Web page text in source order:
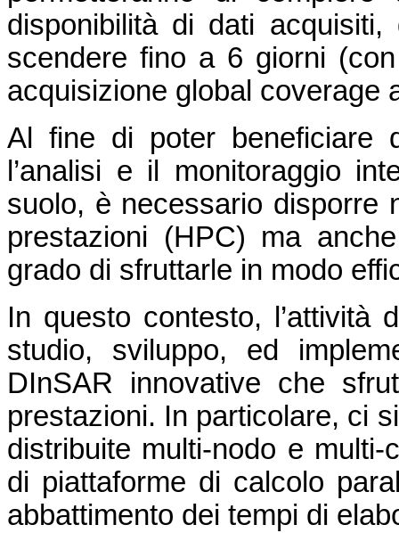
disponibilità di dati
scendere fino a 6 giorni
acquisizione global coverage
Al fine di poter beneficiare
l’analisi e il monitoraggio
suolo, è necessario disporre
prestazioni (HPC) ma
grado di sfruttarle in modo
In questo contesto, l’attività
studio, sviluppo, ed
DInSAR innovative che
prestazioni. In particolare, ci
distribuite multi-nodo e
di piattaforme di calcolo
abbattimento dei tempi di